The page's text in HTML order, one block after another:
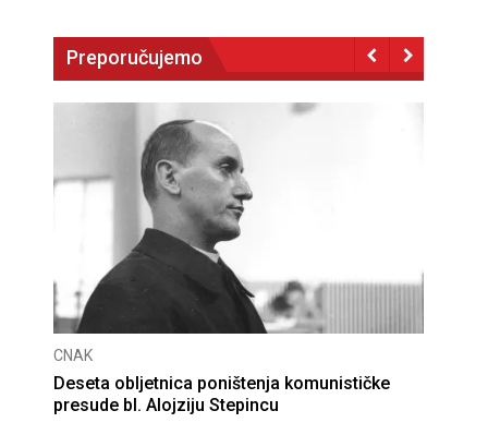
Preporučujemo
CNAK
Deseta obljetnica poništenja komunističke
presude bl. Alojziju Stepincu